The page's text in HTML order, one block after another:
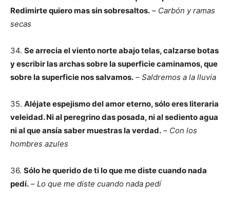
Redimirte quiero mas sin sobresaltos. – Carbón y ramas
secas
34. Se arrecia el viento norte abajo telas, calzarse botas
y escribir las archas sobre la superficie caminamos, que
sobre la superficie nos salvamos. – Saldremos a la lluvia
35. Aléjate espejismo del amor eterno, sólo eres literaria
veleidad. Ni al peregrino das posada, ni al sediento agua
ni al que ansía saber muestras la verdad. – Con los
hombres azules
36. Sólo he querido de ti lo que me diste cuando nada
pedí. – Lo que me diste cuando nada pedí